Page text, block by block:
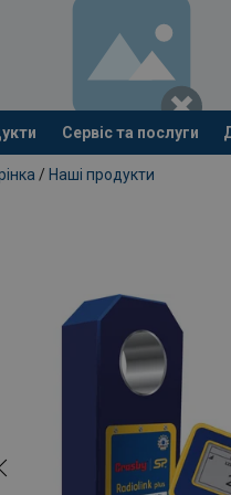
Сервіс та послуги
quote
/ Наші продукти